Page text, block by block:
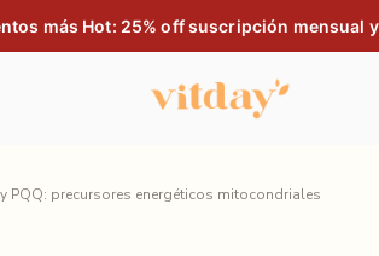
más Hot: 25% off suscripción mensual
PQQ: precursores energéticos mitocondriales